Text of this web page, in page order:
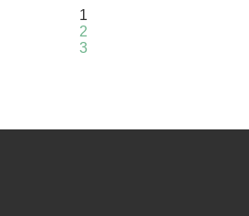
1
2
3